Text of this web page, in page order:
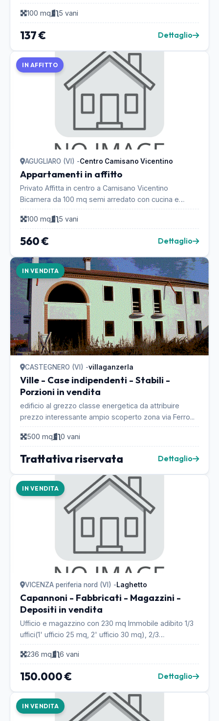
parete soggiorno, cucina separata, soggiorno da 35
mq, due ...
100 mq 5 vani
137 € Dettaglio
IN AFFITTO
AGUGLIARO (VI) -Centro Camisano Vicentino
Appartamenti in affitto
Privato Affitta in centro a Camisano Vicentino
Bicamera da 100 mq semi arredato con cucina e
parete soggiorno, cucina separata, soggiorno da 35
mq, du...
100 mq 5 vani
560 € Dettaglio
IN VENDITA
CASTEGNERO (VI) -villaganzerla
Ville - Case indipendenti - Stabili -
Porzioni in vendita
edificio al grezzo classe energetica da attribuire
prezzo interessante ampio scoperto zona via Ferro...
500 mq 0 vani
Trattativa riservata Dettaglio
IN VENDITA
VICENZA periferia nord (VI) -Laghetto
Capannoni - Fabbricati - Magazzini -
Depositi in vendita
Ufficio e magazzino con 230 mq Immobile adibito 1/3
uffici(1' ufficio 25 mq, 2' ufficio 30 mq), 2/3
magazzino(modificabile). Un lato dell'immobile co...
236 mq
6 vani
150.000 € Dettaglio
IN VENDITA